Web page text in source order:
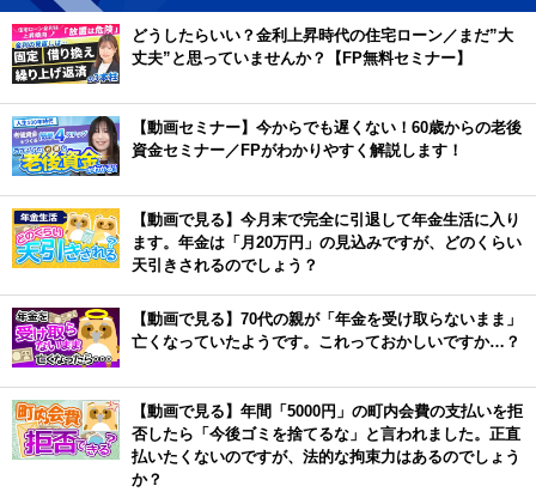
どうしたらいい？金利上昇時代の住宅ローン／まだ”大
丈夫”と思っていませんか？【FP無料セミナー】
【動画セミナー】今からでも遅くない！60歳からの老後
資金セミナー／FPがわかりやすく解説します！
【動画で見る】今月末で完全に引退して年金生活に入り
ます。年金は「月20万円」の見込みですが、どのくらい
天引きされるのでしょう？
【動画で見る】70代の親が「年金を受け取らないまま」
亡くなっていたようです。これっておかしいですか…？
【動画で見る】年間「5000円」の町内会費の支払いを拒
否したら「今後ゴミを捨てるな」と言われました。正直
払いたくないのですが、法的な拘束力はあるのでしょう
か？